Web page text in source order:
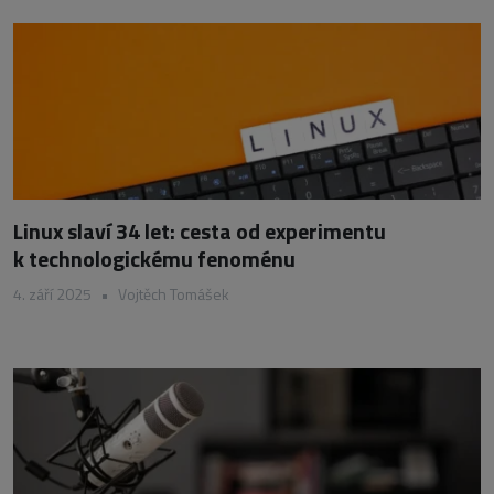
Linux slaví 34 let: cesta od experimentu
k technologickému fenoménu
4. září 2025 • Vojtěch Tomášek